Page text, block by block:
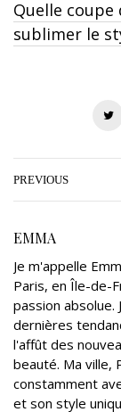
Quelle coupe
sublimer le
PREVIOUS
EMMA
Je m'appelle
Paris, en Île-de-
passion
dernières
l'affût des
beauté. Ma ville,
constamment
et son style